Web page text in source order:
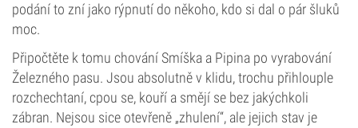
podání to zní jako rýpnutí do někoho, kdo si dal o pár šluků
moc.
Připočtěte k tomu chování Smíška a Pipina po vyrabování
Železného pasu. Jsou absolutně v klidu, trochu přihlouple
rozchechtaní, cpou se, kouří a smějí se bez jakýchkoli
zábran. Nejsou sice otevřeně „zhulení“, ale jejich stav je